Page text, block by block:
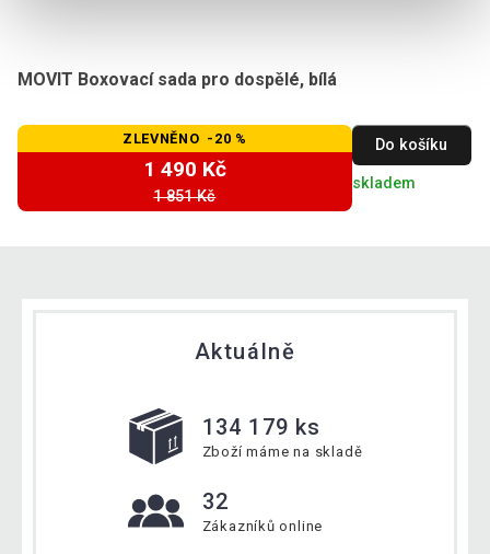
MOVIT Boxovací sada pro dospělé, bílá
ZLEVNĚNO -20 %
1 490 Kč
1 851 Kč
Do košíku
skladem
Aktuálně
134 179 ks
Zboží máme na skladě
32
Zákazníků online